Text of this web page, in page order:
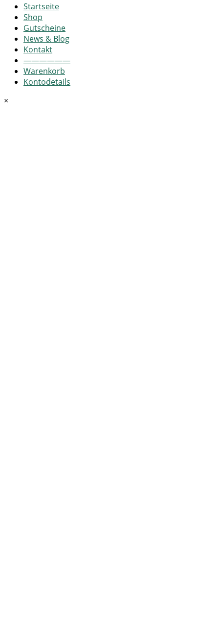
Startseite
Shop
Gutscheine
News & Blog
Kontakt
——————
Warenkorb
Kontodetails
×